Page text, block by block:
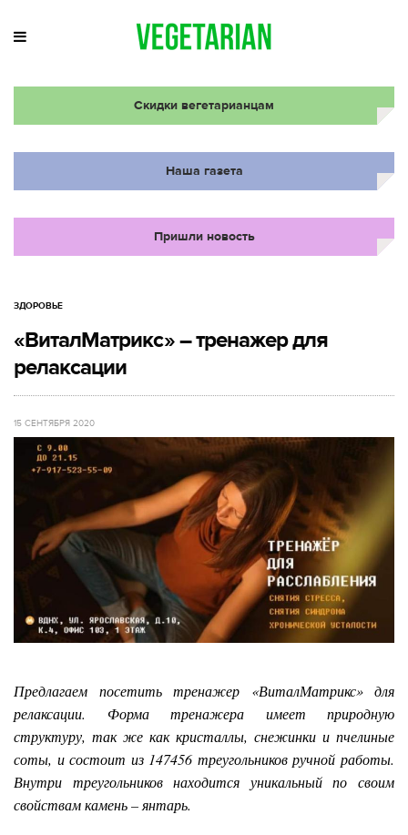
Скидки вегетарианцам
Наша газета
Пришли новость
ЗДОРОВЬЕ
«ВиталМатрикс» – тренажер для
релаксации
15 СЕНТЯБРЯ 2020
Предлагаем посетить тренажер «ВиталМатрикс» для
релаксации. Форма тренажера имеет природную
структуру, так же как кристаллы, снежинки и пчелиные
соты, и состоит из 147456 треугольников ручной работы.
Внутри треугольников находится уникальный по своим
свойствам камень – янтарь.